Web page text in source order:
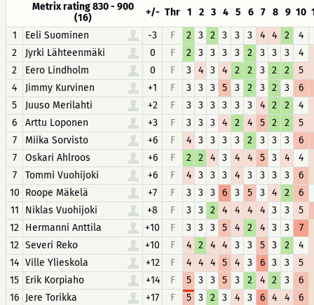
Metrix rating 830 - 900
(16)
+/- Thr 1 2 3 4 5 6 7 8 9 10
1
Eeli Suominen -3 F 2 3 2 3 3 3 4 4 2 4
2
Jyrki Lähteenmäki 0 F 2 3 3 3 3 2 3 3 3 4
2
Eero Lindholm 0 F 3 4 3 4 2 2 3 2 2 5
4
Jimmy Kurvinen +1 F 3 3 3 5 3 2 3 2 3 6
5
Juuso Merilahti +2 F 3 3 3 3 3 3 4 2 2 4
6
Arttu Loponen +3 F 3 3 3 4 2 4 5 2 2 5
7
Miika Sorvisto +6 F 4 3 3 3 3 2 3 3 3 6
7
Oskari Ahlroos +6 F 2 2 4 3 4 4 5 3 4 4
7
Tommi Vuohijoki +6 F 4 3 3 3 4 3 3 3 3 6
10 Roope Mäkelä +7 F 3 3 3 6 3 5 3 4 2 6
11
Niklas Vuohijoki +8 F 3 3 2 4 4 4 4 3 3 5
12 Hermanni Anttila +10 F 3 3 3 5 4 2 4 3 3 7
12 Severi Reko +10 F 4 2 4 4 3 3 5 3 2 4
14 Ville Ylieskola +12 F 4 4 4 5 4 3 6 3 3 5
15 Erik Korpiaho +14 F 5 3 3 5 3 2 4 2 3 6
16 Jere Torikka +17 F 5 3 2 3 4 3 6 4 4 6